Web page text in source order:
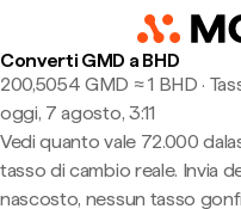
Converti GMD a BHD
200,5054 GMD ≈ 1 BHD ·
oggi, 7 agosto, 3:11
Vedi quanto vale 72.000
tasso di cambio reale. Invia
nascosto, nessun tasso